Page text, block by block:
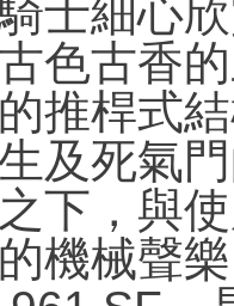
士細心
色古香
推桿式
及死氣
下，與
機械聲